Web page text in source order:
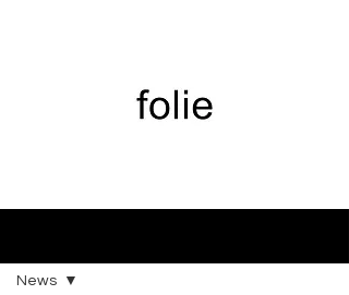
News